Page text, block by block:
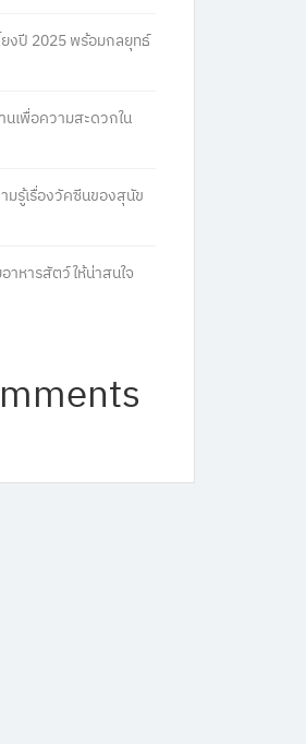
งปี 2025 พร้อมกลยุทธ์
เพื่อความสะดวกใน
รู้เรื่องวัคซีนของสุนัข
าหารสัตว์ให้น่าสนใจ